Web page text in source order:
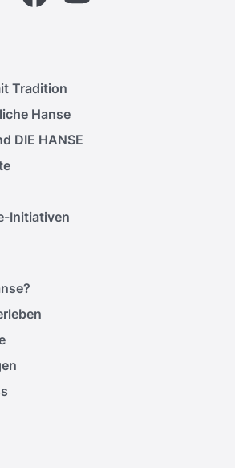
Tradition
Hanse
DIE HANSE
Initiativen